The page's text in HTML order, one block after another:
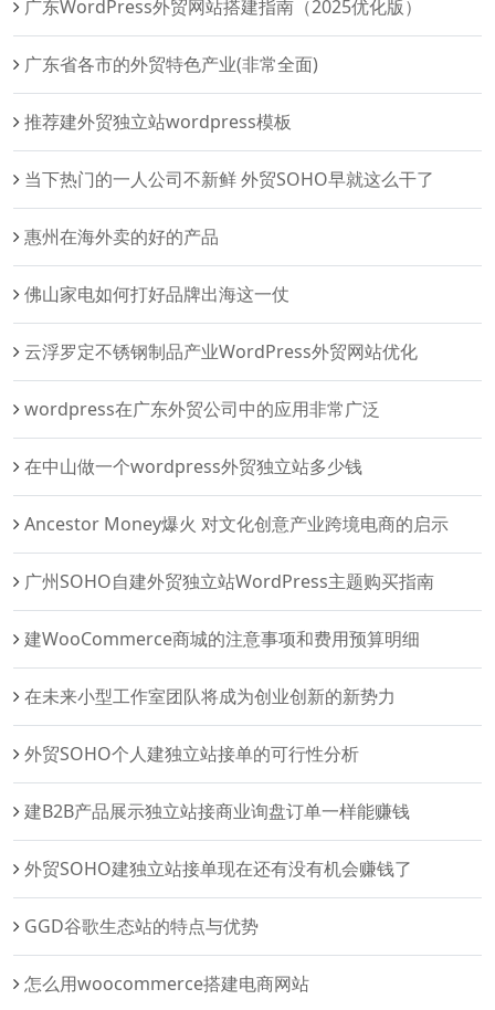
广东WordPress外贸网站搭建指南（2025优化版）
广东省各市的外贸特色产业(非常全面)
推荐建外贸独立站wordpress模板
当下热门的一人公司不新鲜 外贸SOHO早就这么干了
惠州在海外卖的好的产品
佛山家电如何打好品牌出海这一仗
云浮罗定不锈钢制品产业WordPress外贸网站优化
wordpress在广东外贸公司中的应用非常广泛
在中山做一个wordpress外贸独立站多少钱
Ancestor Money爆火 对文化创意产业跨境电商的启示
广州SOHO自建外贸独立站WordPress主题购买指南
建WooCommerce商城的注意事项和费用预算明细
在未来小型工作室团队将成为创业创新的新势力
外贸SOHO个人建独立站接单的可行性分析
建B2B产品展示独立站接商业询盘订单一样能赚钱
外贸SOHO建独立站接单现在还有没有机会赚钱了
GGD谷歌生态站的特点与优势
怎么用woocommerce搭建电商网站